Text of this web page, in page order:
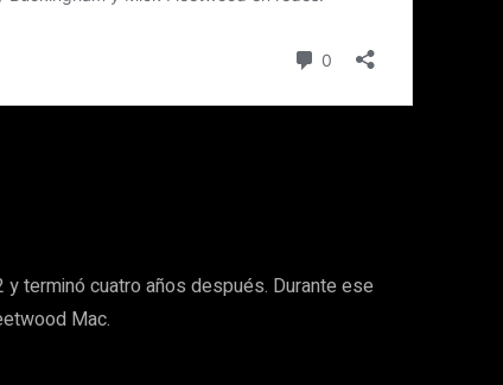
y terminó cuatro años después. Durante ese
Mac.